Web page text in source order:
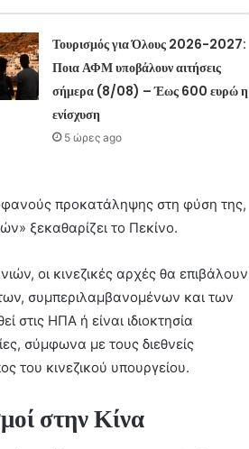
Τουρισμός για Όλους 2026-2027:
Ποια ΑΦΜ υποβάλουν αιτήσεις
σήμερα (8/08) – Έως 600 ευρώ η
ενίσχυση
5 ώρες ago
προκατάληψης στη φύση της,
ξεκαθαρίζει το Πεκίνο.
οι κινεζικές αρχές θα επιβάλουν
συμπεριλαμβανομένων και των
ΗΠΑ ή είναι ιδιοκτησία
σύμφωνα με τους διεθνείς
του κινεζικού υπουργείου.
στην Κίνα